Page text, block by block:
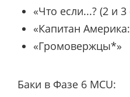
«Что если...? (2 и
«Капитан
«Громовержцы*»
Баки в Фазе 6 MCU: